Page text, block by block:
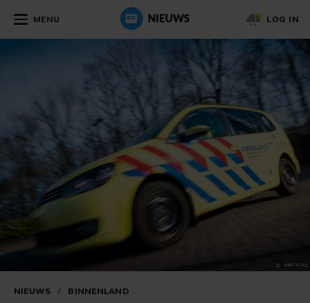
MENU LOG IN
NIEUWS / BINNENLAND